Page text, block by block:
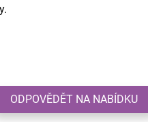
ODPOVĚDĚT NA NABÍDKU